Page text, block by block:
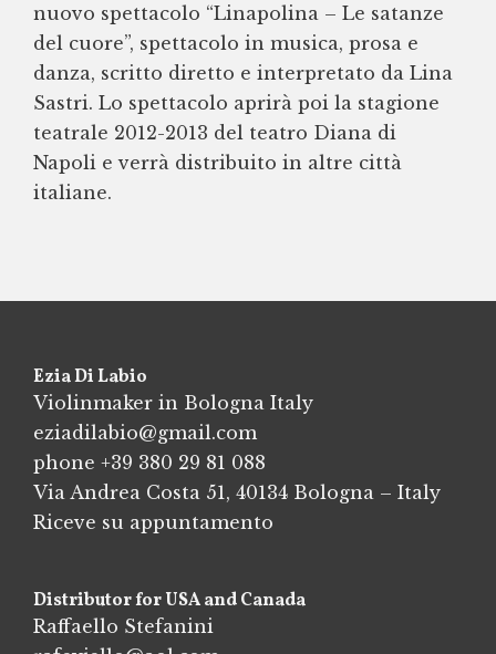
nuovo spettacolo “Linapolina – Le satanze
del cuore”, spettacolo in musica, prosa e
danza, scritto diretto e interpretato da Lina
Sastri. Lo spettacolo aprirà poi la stagione
teatrale 2012-2013 del teatro Diana di
Napoli e verrà distribuito in altre città
italiane.
Ezia Di Labio
Violinmaker in Bologna Italy
eziadilabio@gmail.com
phone +39 380 29 81 088
Via Andrea Costa 51, 40134 Bologna – Italy
Riceve su appuntamento
Distributor for USA and Canada
Raffaello Stefanini